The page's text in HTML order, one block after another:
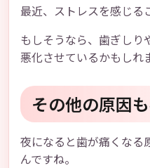
最近、ストレスを感じる
もしそうなら、歯ぎしり
悪化させているかもしれ
その他の原因
夜になると歯が痛くなる
んですね。